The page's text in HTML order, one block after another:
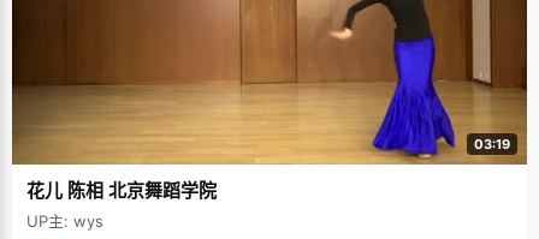
03:19
花儿 陈相 北京舞蹈学院
UP主: wys